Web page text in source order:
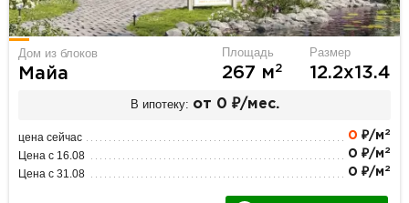
Дом из блоков
Майа
Площадь
267 м2
Размер
12.2х13.4
В ипотеку: от 0 ₽/мес.
цена сейчас 0 ₽/м 2
Цена с 16.08 0 ₽/м 2
Цена с 31.08 0 ₽/м 2